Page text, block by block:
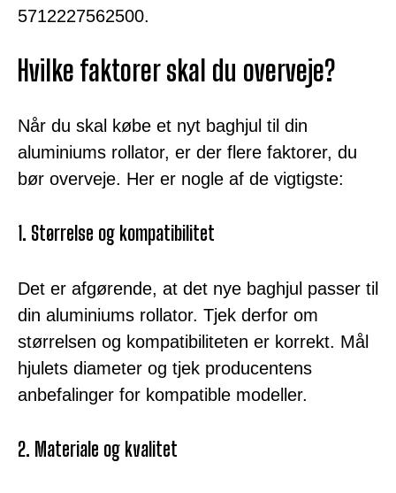
5712227562500.
Hvilke faktorer skal du overveje?
Når du skal købe et nyt baghjul til din
aluminiums rollator, er der flere faktorer, du
bør overveje. Her er nogle af de vigtigste:
1. Størrelse og kompatibilitet
Det er afgørende, at det nye baghjul passer til
din aluminiums rollator. Tjek derfor om
størrelsen og kompatibiliteten er korrekt. Mål
hjulets diameter og tjek producentens
anbefalinger for kompatible modeller.
2. Materiale og kvalitet